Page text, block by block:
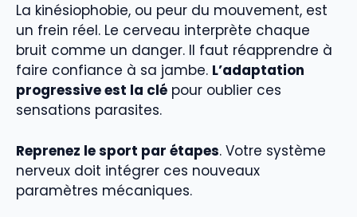
La kinésiophobie, ou peur du mouvement, est
un frein réel. Le cerveau interprète chaque
bruit comme un danger. Il faut réapprendre à
faire confiance à sa jambe. L’adaptation
progressive est la clé pour oublier ces
sensations parasites.
Reprenez le sport par étapes. Votre système
nerveux doit intégrer ces nouveaux
paramètres mécaniques.